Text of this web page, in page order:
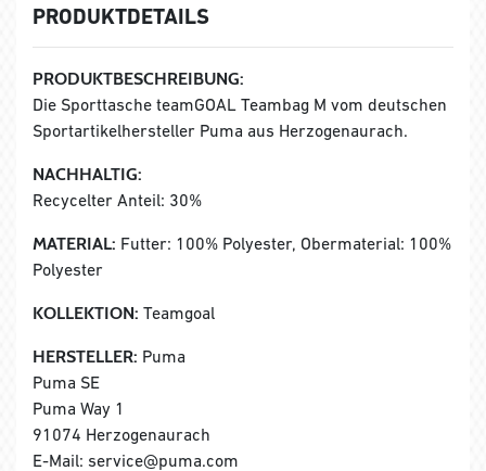
PRODUKTDETAILS
PRODUKTBESCHREIBUNG:
Die Sporttasche teamGOAL Teambag M vom deutschen
Sportartikelhersteller Puma aus Herzogenaurach.
NACHHALTIG:
Recycelter Anteil: 30%
MATERIAL: Futter: 100% Polyester, Obermaterial: 100%
Polyester
KOLLEKTION: Teamgoal
HERSTELLER: Puma
Puma SE
Puma Way 1
91074 Herzogenaurach
E-Mail: service@puma.com